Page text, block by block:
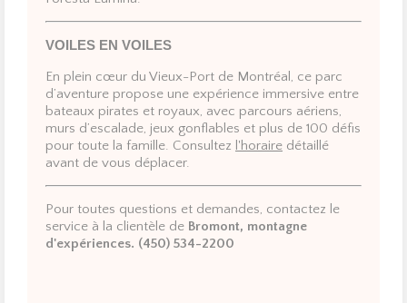
VOILES EN VOILES
En plein cœur du Vieux-Port de Montréal, ce parc
d’aventure propose une expérience immersive entre
bateaux pirates et royaux, avec parcours aériens,
murs d’escalade, jeux gonflables et plus de 100 défis
pour toute la famille. Consultez l'horaire détaillé
avant de vous déplacer.
Pour toutes questions et demandes, contactez le
service à la clientèle de Bromont, montagne
d'expériences. (450) 534-2200